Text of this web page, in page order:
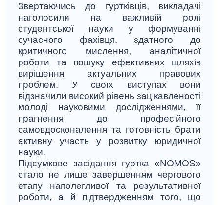
Звертаючись до гуртківців, викладачі
наголосили на важливій ролі
студентської науки у формуванні
сучасного фахівця, здатного до
критичного мислення, аналітичної
роботи та пошуку ефективних шляхів
вирішення актуальних правових
проблем. У своїх виступах вони
відзначили високий рівень зацікавленості
молоді науковими дослідженнями, її
прагнення до професійного
самовдосконалення та готовність брати
активну участь у розвитку юридичної
науки.
Підсумкове засідання гуртка «NOMOS»
стало не лише завершенням чергового
етапу наполегливої та результативної
роботи, а й підтвердженням того, що